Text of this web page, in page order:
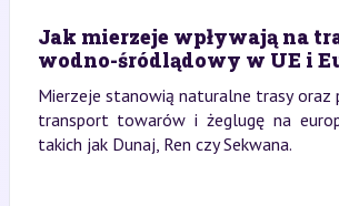
Jak mierzeje wpływają na
wodno-śródlądowy w UE i
Mierzeje stanowią naturalne trasy oraz
transport towarów i żeglugę na
takich jak Dunaj, Ren czy Sekwana.